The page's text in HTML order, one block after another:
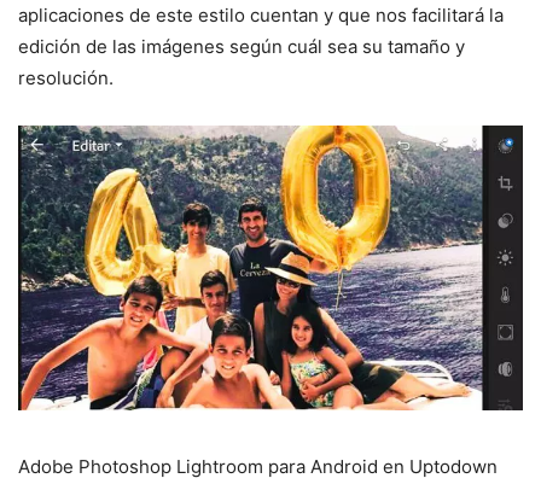
aplicaciones de este estilo cuentan y que nos facilitará la
edición de las imágenes según cuál sea su tamaño y
resolución.
Adobe Photoshop Lightroom para Android en Uptodown